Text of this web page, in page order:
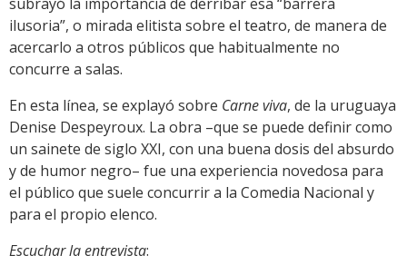
ilusoria”, o mirada elitista sobre el teatro, de manera de
acercarlo a otros públicos que habitualmente no
concurre a salas.
En esta línea, se explayó sobre Carne viva, de la uruguaya
Denise Despeyroux. La obra –que se puede definir como
un sainete de siglo XXI, con una buena dosis del absurdo
y de humor negro– fue una experiencia novedosa para
el público que suele concurrir a la Comedia Nacional y
para el propio elenco.
Escuchar la entrevista: